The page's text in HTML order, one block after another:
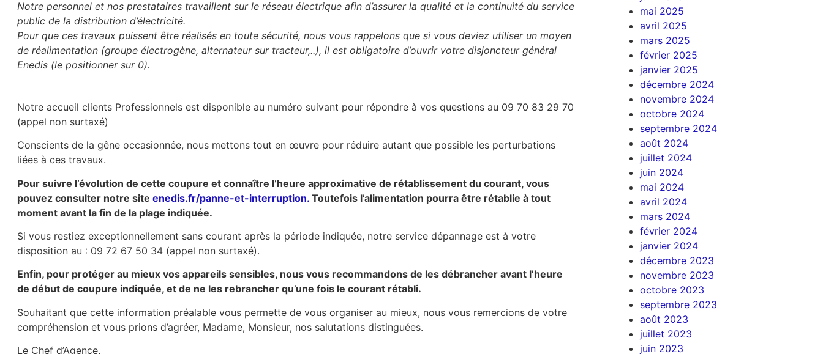
Notre personnel et nos prestataires travaillent sur le réseau électrique afin d’assurer la qualité et la continuité du service
public de la distribution d’électricité.
Pour que ces travaux puissent être réalisés en toute sécurité, nous vous rappelons que si vous deviez utiliser un moyen
de réalimentation (groupe électrogène, alternateur sur tracteur,..), il est obligatoire d’ouvrir votre disjoncteur général
Enedis (le positionner sur 0).
Notre accueil clients Professionnels est disponible au numéro suivant pour répondre à vos questions au 09 70 83 29 70
(appel non surtaxé)
Conscients de la gêne occasionnée, nous mettons tout en œuvre pour réduire autant que possible les perturbations
liées à ces travaux.
Pour suivre l’évolution de cette coupure et connaître l’heure approximative de rétablissement du courant, vous
pouvez consulter notre siteenedis.fr/panne-et-interruption. Toutefois l’alimentation pourra être rétablie à tout
moment avant la fin de la plage indiquée.
Si vous restiez exceptionnellement sans courant après la période indiquée, notre service dépannage est à votre
disposition au : 09 72 67 50 34 (appel non surtaxé).
Enfin, pour protéger au mieux vos appareils sensibles, nous vous recommandons de les débrancher avant l’heure
de début de coupure indiquée, et de ne les rebrancher qu’une fois le courant rétabli.
Souhaitant que cette information préalable vous permette de vous organiser au mieux, nous vous remercions de votre
compréhension et vous prions d’agréer, Madame, Monsieur, nos salutations distinguées.
Le Chef d’Agence,
mai 2025
avril 2025
mars 2025
février 2025
janvier 2025
décembre 2024
novembre 2024
octobre 2024
septembre 2024
août 2024
juillet 2024
juin 2024
mai 2024
avril 2024
mars 2024
février 2024
janvier 2024
décembre 2023
novembre 2023
octobre 2023
septembre 2023
août 2023
juillet 2023
juin 2023